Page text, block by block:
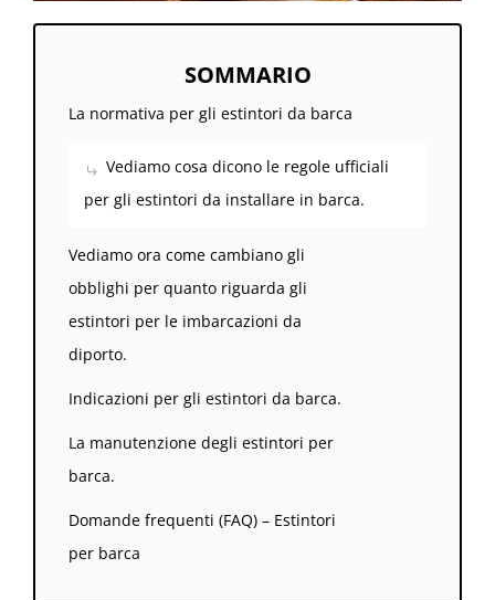
SOMMARIO
La normativa per gli estintori da barca
Vediamo cosa dicono le regole ufficiali
per gli estintori da installare in barca.
Vediamo ora come cambiano gli
obblighi per quanto riguarda gli
estintori per le imbarcazioni da
diporto.
Indicazioni per gli estintori da barca.
La manutenzione degli estintori per
barca.
Domande frequenti (FAQ) – Estintori
per barca